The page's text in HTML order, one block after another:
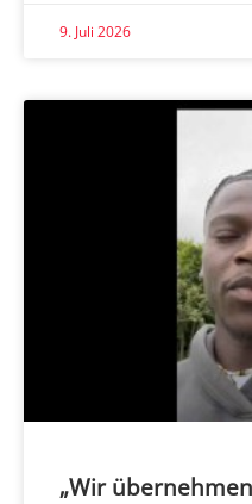
9. Juli 2026
„Wir